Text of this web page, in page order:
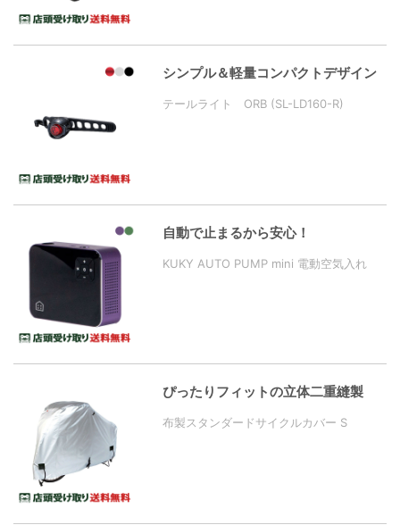
シンプル＆軽量コンパクトデザイン
テールライト ORB (SL-LD160-R)
自動で止まるから安心！
KUKY AUTO PUMP mini 電動空気入れ
ぴったりフィットの立体二重縫製
布製スタンダードサイクルカバー S